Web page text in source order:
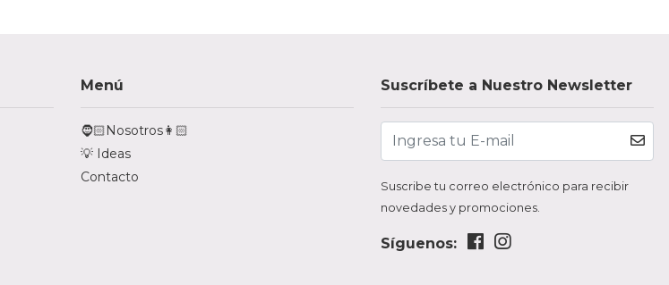
Menú
🧔🏻Nosotros👩🏻
💡 Ideas
Contacto
Suscríbete a Nuestro Newsletter
Suscribe tu correo electrónico para recibir
novedades y promociones.
Síguenos: